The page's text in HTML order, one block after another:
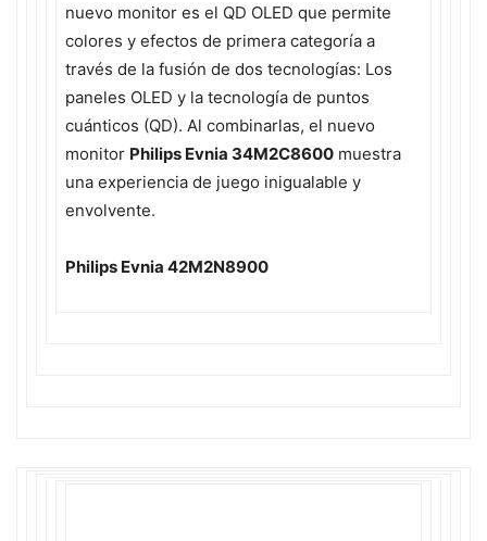
nuevo monitor es el QD OLED que permite
colores y efectos de primera categoría a
través de la fusión de dos tecnologías: Los
paneles OLED y la tecnología de puntos
cuánticos (QD). Al combinarlas, el nuevo
monitor Philips Evnia 34M2C8600 muestra
una experiencia de juego inigualable y
envolvente.
Philips Evnia 42M2N8900